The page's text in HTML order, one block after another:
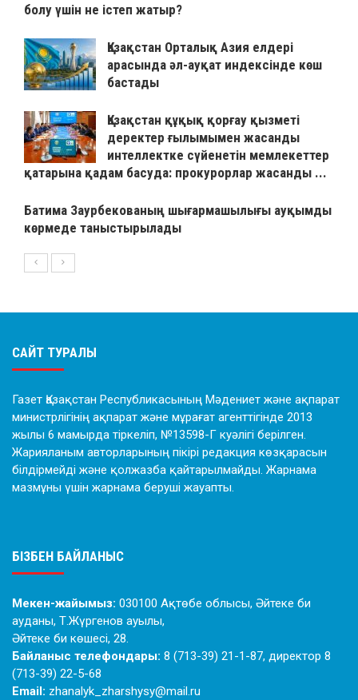
болу үшін не істеп жатыр?
Қазақстан Орталық Азия елдері
арасында әл-ауқат индексінде көш
бастады
Қазақстан құқық қорғау қызметі
деректер ғылымымен жасанды
интеллектке сүйенетін мемлекеттер
қатарына қадам басуда: прокурорлар жасанды ...
Батима Заурбекованың шығармашылығы ауқымды
көрмеде таныстырылады
САЙТ ТУРАЛЫ
Газет Қазақстан Республикасының Мәдениет және ақпарат
министрлігінің ақпарат және мұрағат агенттігінде 2013
жылы 6 мамырда тіркеліп, №13598-Г куәлігі берілген.
Жарияланым авторларының пікірі редакция көзқарасын
білдірмейді және қолжазба қайтарылмайды. Жарнама
мазмұны үшін жарнама беруші жауапты.
БІЗБЕН БАЙЛАНЫС
Мекен-жайымыз: 030100 Ақтөбе облысы, Әйтеке би
ауданы, Т.Жүргенов ауылы,
Әйтеке би көшесі, 28.
Байланыс телефондары: 8 (713-39) 21-1-87, директор 8
(713-39) 22-5-68
Email: zhanalyk_zharshysy@mail.ru